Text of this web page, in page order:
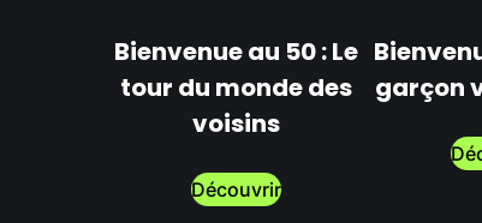
Bienvenue au 50 : Le
tour du monde des
voisins
Découvrir
garçon